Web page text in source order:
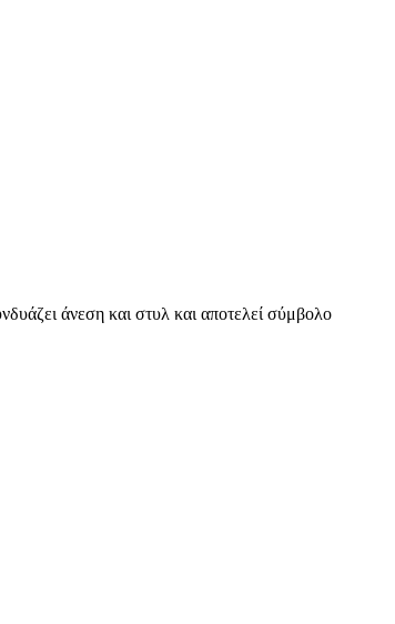
άνεση και στυλ και αποτελεί σύμβολο